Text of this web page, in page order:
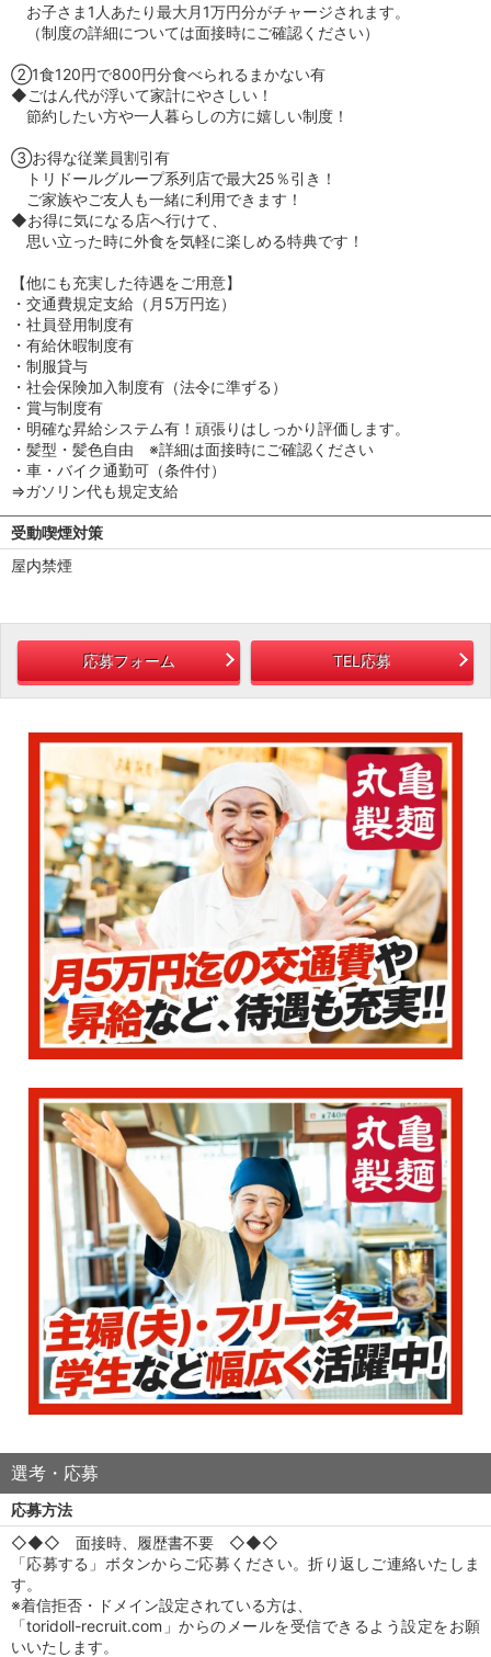
お子さま1人あたり最大月1万円分がチャージされます。
（制度の詳細については面接時にご確認ください）
②1食120円で800円分食べられるまかない有
◆ごはん代が浮いて家計にやさしい！
節約したい方や一人暮らしの方に嬉しい制度！
③お得な従業員割引有
トリドールグループ系列店で最大25％引き！
ご家族やご友人も一緒に利用できます！
◆お得に気になる店へ行けて、
思い立った時に外食を気軽に楽しめる特典です！
【他にも充実した待遇をご用意】
・交通費規定支給（月5万円迄）
・社員登用制度有
・有給休暇制度有
・制服貸与
・社会保険加入制度有（法令に準ずる）
・賞与制度有
・明確な昇給システム有！頑張りはしっかり評価します。
・髪型・髪色自由 ※詳細は面接時にご確認ください
・車・バイク通勤可（条件付）
⇒ガソリン代も規定支給
受動喫煙対策
屋内禁煙
応募フォーム TEL応募
選考・応募
応募方法
◇◆◇ 面接時、履歴書不要 ◇◆◇
「応募する」ボタンからご応募ください。折り返しご連絡いたしま
す。
※着信拒否・ドメイン設定されている方は、
「toridoll-recruit.com」からのメールを受信できるよう設定をお願
いいたします。